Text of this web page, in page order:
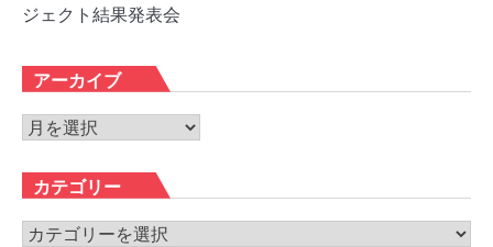
ジェクト結果発表会
アーカイブ
ア
カ
イ
ブ
カテゴリー
カ